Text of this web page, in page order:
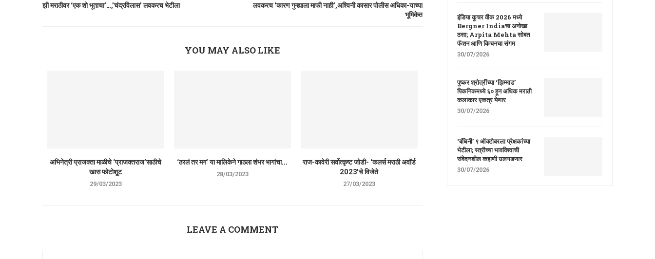
झी मराठीवर ‘एक शो भूताचा’…,’चंद्रविलास’ लवकरच भेटीला
लवकरच ‘कारण गुन्ह्याला माफी नाही’,अश्विनी कासार पोलीस अधिका-याच्या
भूमिकेत
YOU MAY ALSO LIKE
अभिनेत्री प्राजक्ता माळीचे ‘प्राजक्तराज’साठीचे
खास फोटोशूट
29/03/2023
‘ठरलं तर मग’ या मालिकेने गाठला शंभर भागांचा...
28/03/2023
राज-कावेरी सर्वोत्कृष्ट जोडी- ‘कलर्स मराठी अवॉर्ड
2023’चे विजेते
27/03/2023
LEAVE A COMMENT
इंडिया कूचर वीक 2026 मध्ये
Bergner Indiaचा अनोखा
ठसा; Arpita Mehta सोबत
फॅशन आणि किचनचा संगम
30/07/2026
पुष्कर श्रोत्रींच्या ‘झिम्माड’
पिकनिकमध्ये ६० हून अधिक मराठी
कलाकार एकत्र येणार
30/07/2026
‘बंधिनी’ ९ ऑक्टोबरला प्रेक्षकांच्या
भेटीला; स्त्रीच्या भावविश्वाची
संवेदनशील कहाणी उलगडणार
30/07/2026